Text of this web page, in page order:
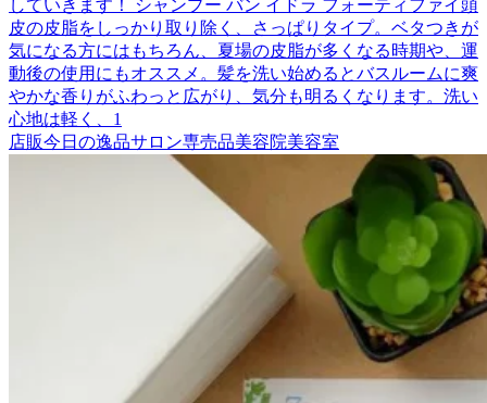
していきます！ シャンプー バン イドラ フォーティファイ頭
皮の皮脂をしっかり取り除く、さっぱりタイプ。ベタつきが
気になる方にはもちろん、夏場の皮脂が多くなる時期や、運
動後の使用にもオススメ。髪を洗い始めるとバスルームに爽
やかな香りがふわっと広がり、気分も明るくなります。洗い
心地は軽く、1
店販今日の逸品サロン専売品美容院美容室